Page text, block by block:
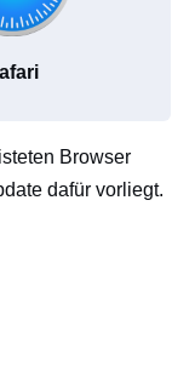
Browser
dafür vorliegt.